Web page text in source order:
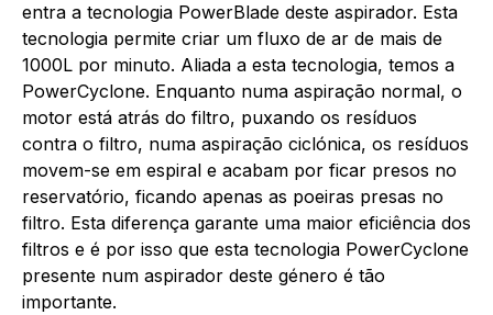
entra a tecnologia PowerBlade deste aspirador. Esta
tecnologia permite criar um fluxo de ar de mais de
1000L por minuto. Aliada a esta tecnologia, temos a
PowerCyclone. Enquanto numa aspiração normal, o
motor está atrás do filtro, puxando os resíduos
contra o filtro, numa aspiração ciclónica, os resíduos
movem-se em espiral e acabam por ficar presos no
reservatório, ficando apenas as poeiras presas no
filtro. Esta diferença garante uma maior eficiência dos
filtros e é por isso que esta tecnologia PowerCyclone
presente num aspirador deste género é tão
importante.